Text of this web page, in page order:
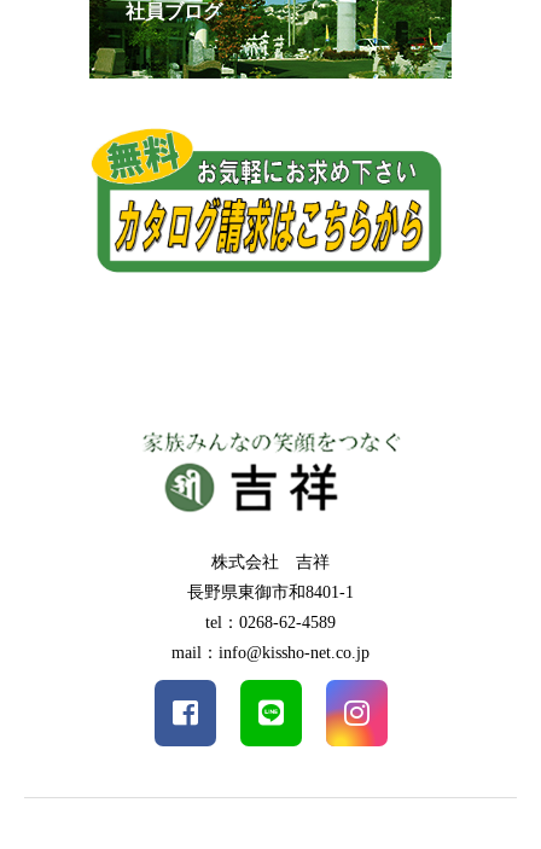
社員ブログ
株式会社 吉祥
長野県東御市和8401-1
tel：0268-62-4589
mail：info@kissho-net.co.jp